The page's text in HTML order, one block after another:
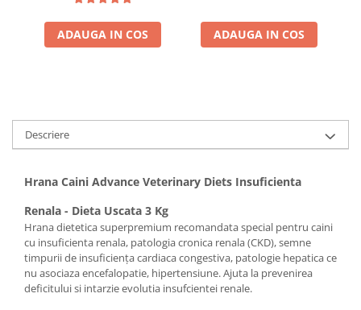
ADAUGA IN COS ADAUGA IN COS
Descriere
Hrana Caini Advance Veterinary Diets Insuficienta
Renala - Dieta Uscata 3 Kg
Hrana dietetica superpremium recomandata special pentru caini
cu insuficienta renala, patologia cronica renala (CKD), semne
timpurii de insuficienţa cardiaca congestiva, patologie hepatica ce
nu asociaza encefalopatie, hipertensiune. Ajuta la prevenirea
deficitului si intarzie evolutia insufcientei renale.